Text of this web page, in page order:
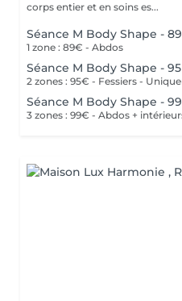
corps entier et en soins es...
Séance M Body Shape - 89
1 zone : 89€ - Abdos
Séance M Body Shape - 95
Séance M Body Shape - 99